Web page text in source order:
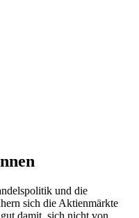
und die
sich die Aktien­märkte
damit, sich nicht von